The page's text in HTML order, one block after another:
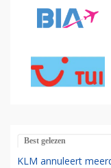
Best gelezen
KLM annuleert